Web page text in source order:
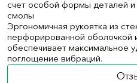
счет особой формы деталей и
смолы
Эргономичная рукоятка из
перфорированной оболочкой
обеспечивает максимальное
поглощение вибраций.